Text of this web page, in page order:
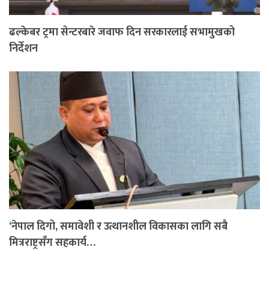
ढल्केबर ट्रमा सेन्टरबारे जवाफ दिन सरकारलाई सभामुखको
निर्देशन
‘नेपाल दिगो, समावेशी र उत्थानशील विकासका लागि सबै
मित्रराष्ट्रसँग सहकार्य…